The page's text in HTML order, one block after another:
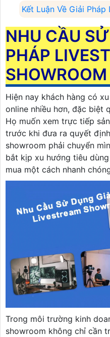
Kết Luận Về Giải
NHU CẦU
PHÁP
SHOWROOM
Hiện nay khách hàng có
online nhiều hơn, đặc biệt
Họ muốn xem trực tiếp
trước khi đưa ra quyết
showroom phải chuyển
bắt kịp xu hướng tiêu
mua một cách nhanh
Trong môi trường kinh
showroom không chỉ cần